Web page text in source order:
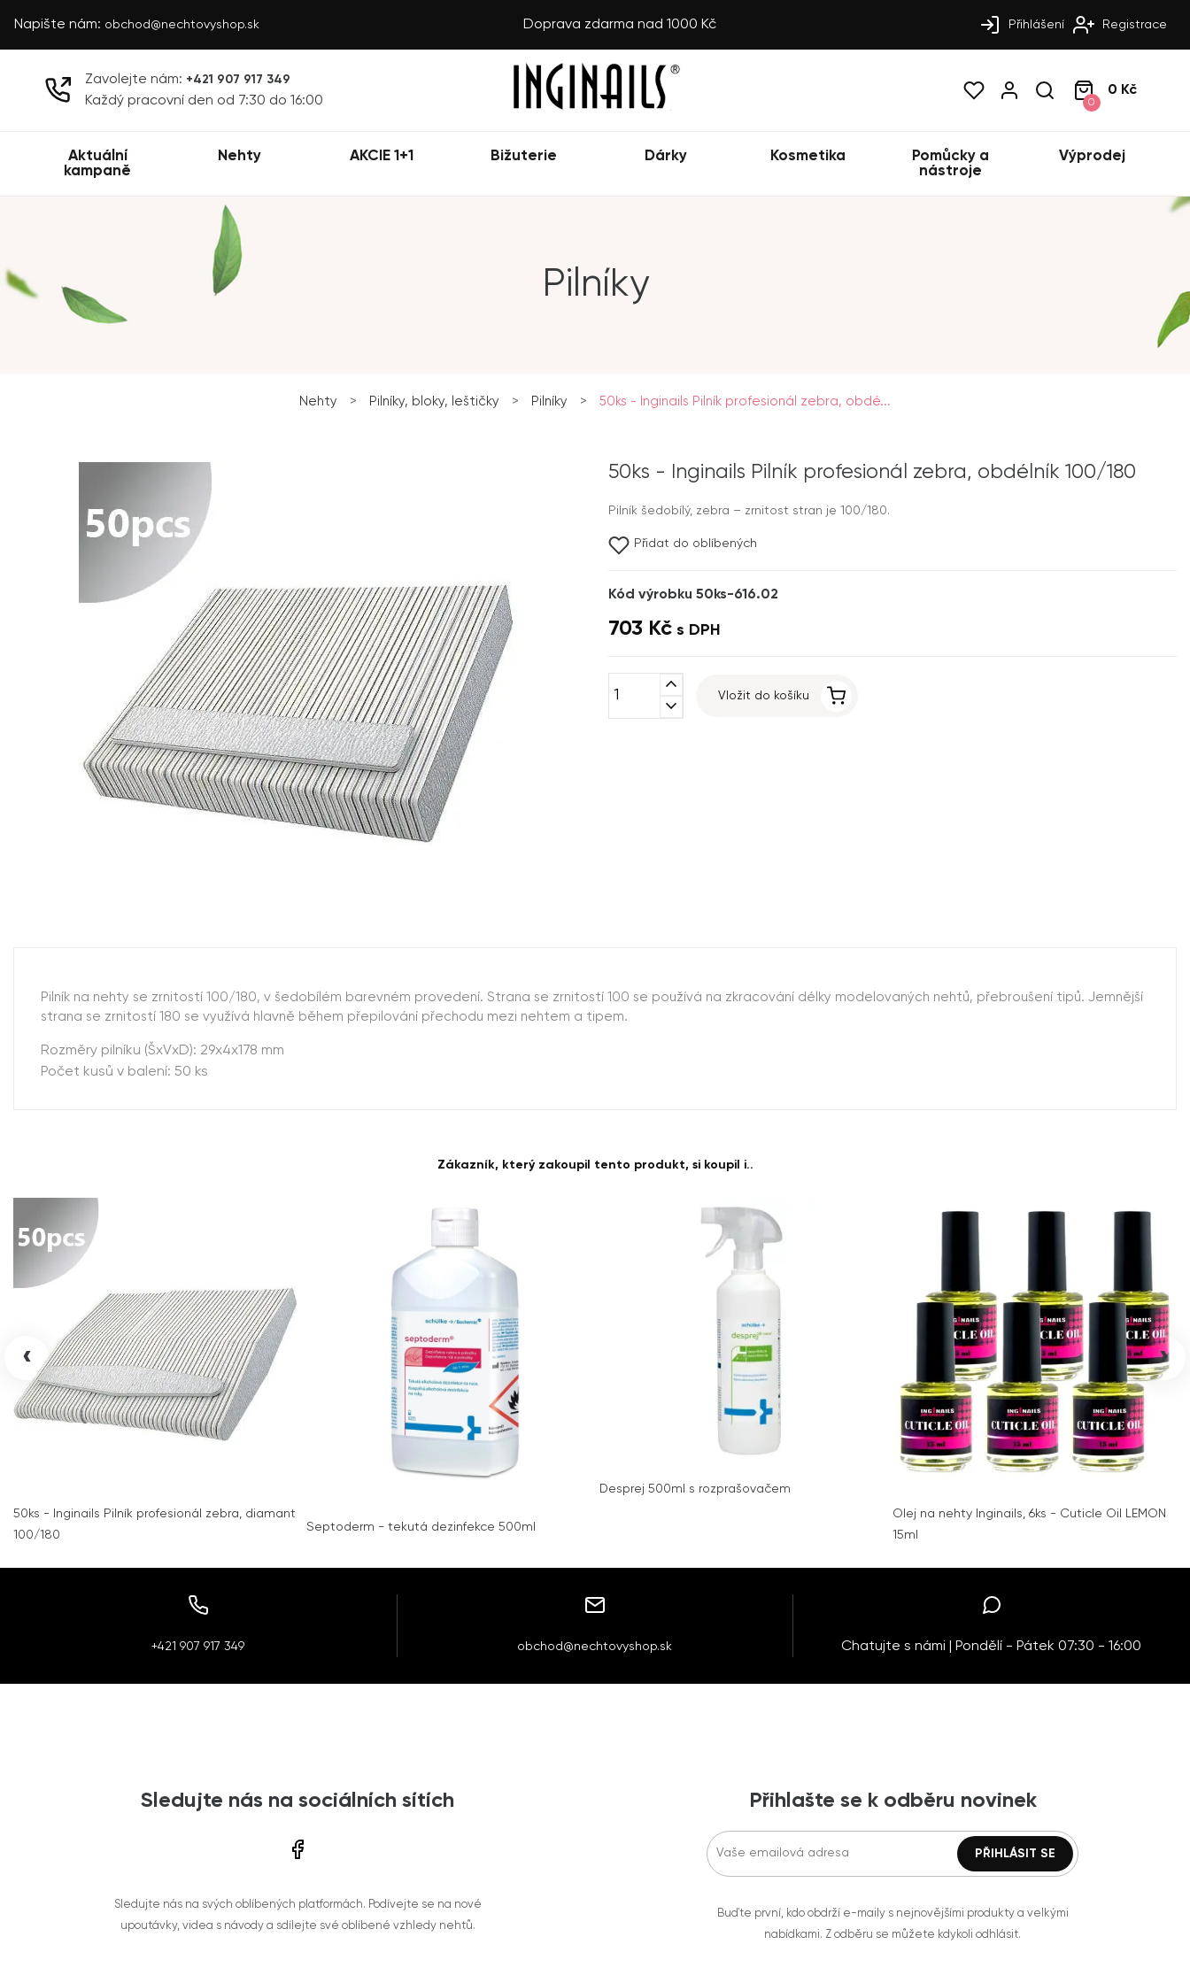
Napište nám: obchod@nechtovyshop.sk Doprava zdarma nad 1000 Kč Přihlášení Registrace
Zavolejte nám: +421 907 917 349
Každý pracovní den od 7:30 do 16:00 0
0 Kč
Aktuální
kampaně
Nehty AKCIE 1+1 Bižuterie Dárky Kosmetika
Pomůcky a
nástroje
Výprodej
Pilníky
Nehty > Pilníky, bloky, leštičky > Pilníky > 50ks - Inginails Pilník profesionál zebra, obdé...
50ks - Inginails Pilník profesionál zebra, obdélník 100/180
Pilník šedobílý, zebra – zrnitost stran je 100/180.
Přidat do oblíbených
Kód výrobku 50ks-616.02
703 Kč s DPH
expand_less
expand_more
Vložit do košíku
Pilník na nehty se zrnitostí 100/180, v šedobílém barevném provedení. Strana se zrnitostí 100 se používá na zkracování délky modelovaných nehtů, přebroušení tipů. Jemnější
strana se zrnitostí 180 se využívá hlavně během přepilování přechodu mezi nehtem a tipem.
Rozměry pilníku (ŠxVxD): 29x4x178 mm
Počet kusů v balení: 50 ks
Zákazník, který zakoupil tento produkt, si koupil i..
50ks - Inginails Pilník profesionál zebra, diamant
100/180
Septoderm - tekutá dezinfekce 500ml
Desprej 500ml s rozprašovačem
Olej na nehty Inginails, 6ks - Cuticle Oil LEMON
15ml
‹ ›
+421 907 917 349 obchod@nechtovyshop.sk Chatujte s námi | Pondělí - Pátek 07:30 - 16:00
Sledujte nás na sociálních sítích
Sledujte nás na svých oblíbených platformách. Podívejte se na nové
upoutávky, videa s návody a sdílejte své oblíbené vzhledy nehtů.
Přihlašte se k odběru novinek
Buďte první, kdo obdrží e-maily s nejnovějšími produkty a velkými
nabídkami. Z odběru se můžete kdykoli odhlásit.